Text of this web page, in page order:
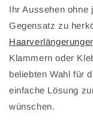
Ihr Aussehen ohne
Gegensatz zu
Klammern oder
beliebten Wahl für
einfache Lösung
wünschen.